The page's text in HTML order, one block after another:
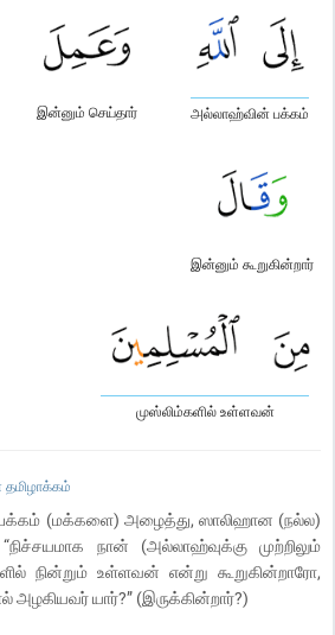
அல்லாஹ்வின் பக்கம்
இன்னும் செய்தார்
இன்னும் கூறுகின்றார்
முஸ்லிம்களில் உள்ளவன்
தமிழாக்கம்
(மக்களை) அழைத்து, ஸாலிஹான (நல்ல)
நான் (அல்லாஹ்வுக்கு முற்றிலும்
நின்றும் உள்ளவன் என்று கூறுகின்றாரோ,
யார்?” (இருக்கின்றார்?)